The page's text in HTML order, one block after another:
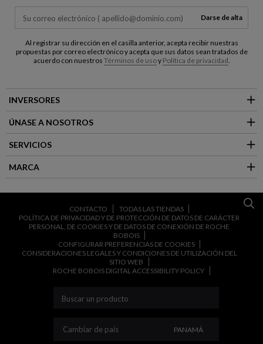
Darse de alta
Al registrar su dirección en el casilla anterior, acepta recibir nuestras
propuestas por correo electrónico y acepta que sus datos sean tratados de
acuerdo con nuestros Términos de usoy Política de privacidad
INVERSORES
ÚNASE A NOSOTROS
SERVICIOS
MARCA
CONTACTO
TODAS LAS TIENDAS
POLÍTICA DE PRIVACIDAD Y DE PROTECCIÓN DE DATOS DE CARÁCTER
PERSONAL, DE COOKIES Y DE DATOS DE CONEXIÓN DE ROCHE
BOBOIS
CONFIGURAR PREFERENCIAS DE COOKIES
CONSIDERACIONES LEGALES Y CONDICIONES DE UTILIZACIÓN DEL
SITIO WEB
ROCHE BOBOIS DIGITAL ACCESSIBILITY POLICY
Cambiar de país CAMBIAR DE PAÍS
PANAMÁ